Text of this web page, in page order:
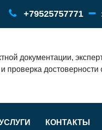
+79525757771
документации,
проверка достоверности
КОНТАКТЫ